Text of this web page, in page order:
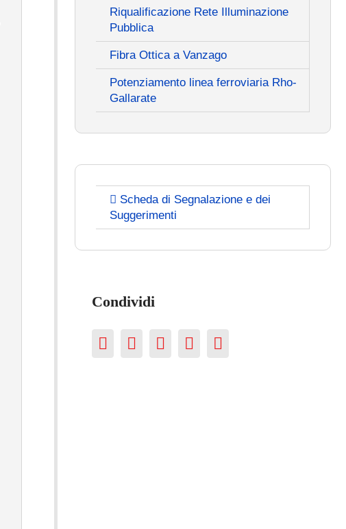
Riqualificazione Rete Illuminazione
Pubblica
Fibra Ottica a Vanzago
Potenziamento linea ferroviaria Rho-
Gallarate
Scheda di Segnalazione e dei
Suggerimenti
Condividi